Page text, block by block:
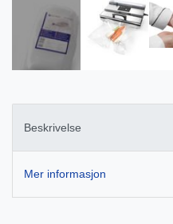
Beskrivelse
Mer informasjon